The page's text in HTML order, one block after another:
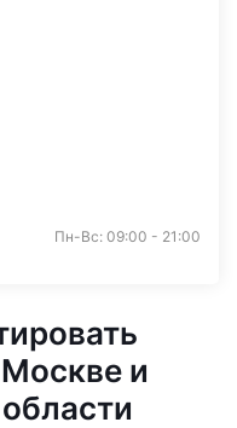
Пн-Вс: 09:00 - 21:00
и